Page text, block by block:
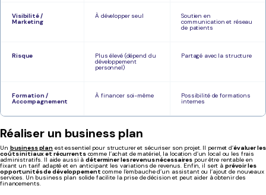
Visibilité /
Marketing
À développer seul Soutien en
communication et réseau
de patients
Risque Plus élevé (dépend du
développement
personnel)
Partagé avec la structure
Formation /
Accompagnement
À financer soi-même Possibilité de formations
internes
Réaliser un business plan
Un business plan est essentiel pour structurer et sécuriser son projet. Il permet d’évaluer les
coûts initiaux et récurrentscomme l’achat de matériel, la location d’un local ou les frais
administratifs. Il aide aussi àdéterminer les revenus nécessaires pour être rentable en
fixant un tarif adapté et en anticipant les variations de revenus. Enfin, il sert à prévoir les
opportunités de développement comme l’embauche d’un assistant ou l’ajout de nouveaux
services. Un business plan solide facilite la prise de décision et peut aider à obtenir des
financements.